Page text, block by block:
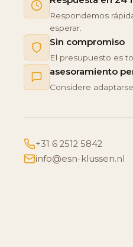
Respondemos
esperar.
Sin compromiso
El presupuesto es
asesoramiento
Considere
+31 6 2512 5842
info@esn-klussen.nl